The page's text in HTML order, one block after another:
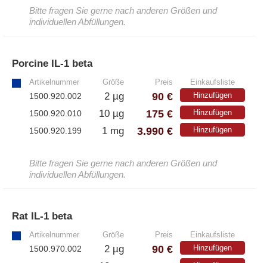
Bitte fragen Sie gerne nach anderen Größen und
individuellen Abfüllungen.
Porcine IL-1 beta
Artikelnummer Größe Preis Einkaufsliste
1500.920.002 2 µg 90 € Hinzufügen
1500.920.010 10 µg 175 € Hinzufügen
1500.920.199 1 mg 3.990 € Hinzufügen
Bitte fragen Sie gerne nach anderen Größen und
individuellen Abfüllungen.
Rat IL-1 beta
Artikelnummer Größe Preis Einkaufsliste
1500.970.002 2 µg 90 € Hinzufügen